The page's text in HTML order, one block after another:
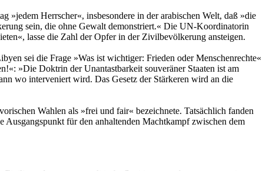
»jedem Herrscher«, insbesondere in der arabischen Welt, daß »die
sein, die ohne Gewalt demonstriert.« Die UN-Koordinatorin
lasse die Zahl der Opfer in der Zivilbevölkerung ansteigen.
sei die Frage »Was ist wichtiger: Frieden oder Menschenrechte«
»Die Doktrin der Unantastbarkeit souveräner Staaten ist am
wo interveniert wird. Das Gesetz der Stärkeren wird an die
Wahlen als »frei und fair« bezeichnete. Tatsächlich fanden
für den anhaltenden Machtkampf zwischen dem